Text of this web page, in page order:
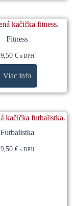
Fitness
9,50 € s DPH
Viac info
Futbalistka
9,50 € s DPH